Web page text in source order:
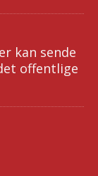
kan sende
offentlige